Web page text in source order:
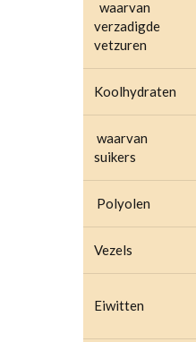
waarvan
verzadigde
vetzuren
Koolhydraten
waarvan
suikers
Polyolen
Vezels
Eiwitten